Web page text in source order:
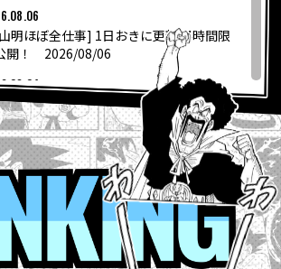
FR DE ES
明ほぼ全仕事] 1日おきに更新24時間限
開！ 2026/08/06
ラゴンボールスーパーダイバーズ-レッ
スーパーダイブ !!』コミックス...
ュージョンワールド情報】最強ジャンプ
号ふろくカード「孫悟空」の...
ークリー☆キャラクター紹介！第267回
『ドラゴンボール超』の「グラノラ」！